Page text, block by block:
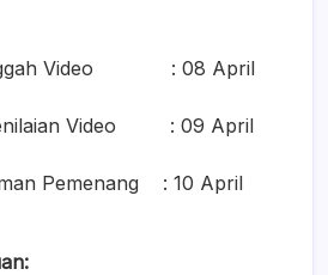
Video
: 08 April
Video
: 09 April
Pemenang
: 10 April